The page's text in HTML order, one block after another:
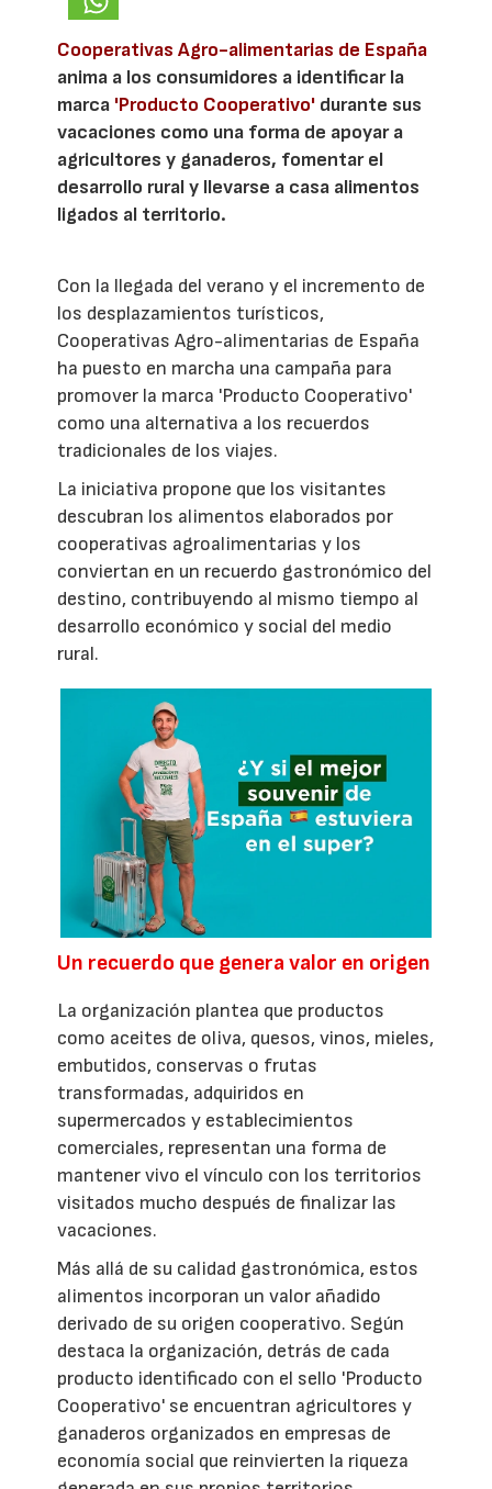
Cooperativas Agro-alimentarias de España
anima a los consumidores a identificar la
marca 'Producto Cooperativo' durante sus
vacaciones como una forma de apoyar a
agricultores y ganaderos, fomentar el
desarrollo rural y llevarse a casa alimentos
ligados al territorio.
Con la llegada del verano y el incremento de
los desplazamientos turísticos,
Cooperativas Agro-alimentarias de España
ha puesto en marcha una campaña para
promover la marca 'Producto Cooperativo'
como una alternativa a los recuerdos
tradicionales de los viajes.
La iniciativa propone que los visitantes
descubran los alimentos elaborados por
cooperativas agroalimentarias y los
conviertan en un recuerdo gastronómico del
destino, contribuyendo al mismo tiempo al
desarrollo económico y social del medio
rural.
Un recuerdo que genera valor en origen
La organización plantea que productos
como aceites de oliva, quesos, vinos, mieles,
embutidos, conservas o frutas
transformadas, adquiridos en
supermercados y establecimientos
comerciales, representan una forma de
mantener vivo el vínculo con los territorios
visitados mucho después de finalizar las
vacaciones.
Más allá de su calidad gastronómica, estos
alimentos incorporan un valor añadido
derivado de su origen cooperativo. Según
destaca la organización, detrás de cada
producto identificado con el sello 'Producto
Cooperativo' se encuentran agricultores y
ganaderos organizados en empresas de
economía social que reinvierten la riqueza